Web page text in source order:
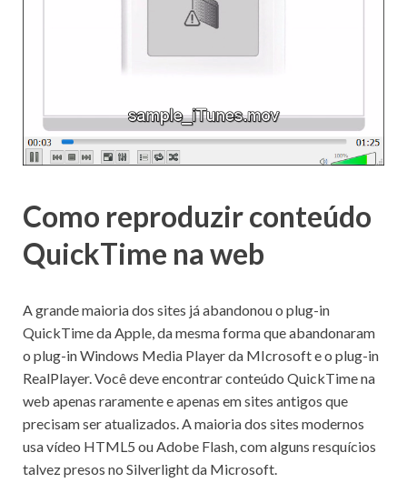
Como reproduzir conteúdo
QuickTime na web
A grande maioria dos sites já abandonou o plug-in
QuickTime da Apple, da mesma forma que abandonaram
o plug-in Windows Media Player da MIcrosoft e o plug-in
RealPlayer.Você deve encontrar conteúdo QuickTime na
web apenas raramente e apenas em sites antigos que
precisam ser atualizados.A maioria dos sites modernos
usavídeo HTML5 ou Adobe Flash, com alguns resquícios
talvez presos no Silverlight da Microsoft.